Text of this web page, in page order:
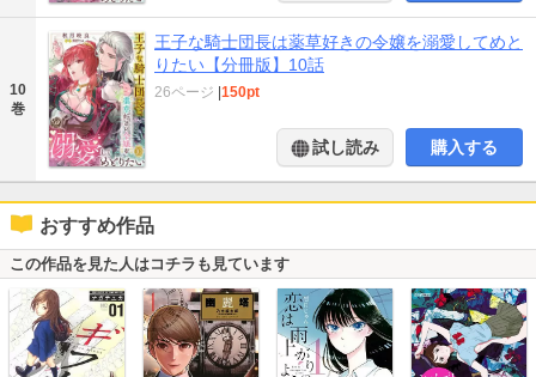
10
巻
王子な騎士団長は薬草好きの令嬢を溺愛してめと
りたい【分冊版】10話
26ページ |150pt
試し読み 購入する
おすすめ作品
この作品を見た人はコチラも見ています